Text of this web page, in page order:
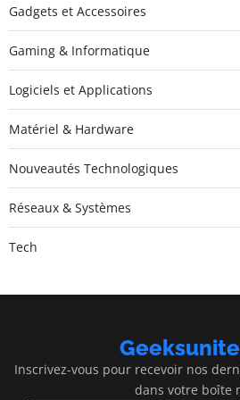
Gadgets et Accessoires
Gaming & Informatique
Logiciels et Applications
Matériel & Hardware
Nouveautés Technologiques
Réseaux & Systèmes
Tech
Inscrivez-vous pour recevoir nos
dans votre boîte